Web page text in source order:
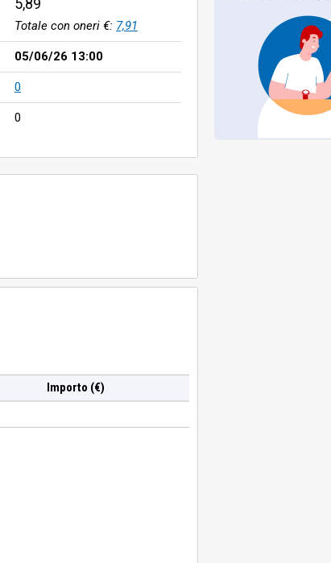
5,89
Totale con oneri €: 7,91
05/06/26 13:00
0
0
Importo (€)